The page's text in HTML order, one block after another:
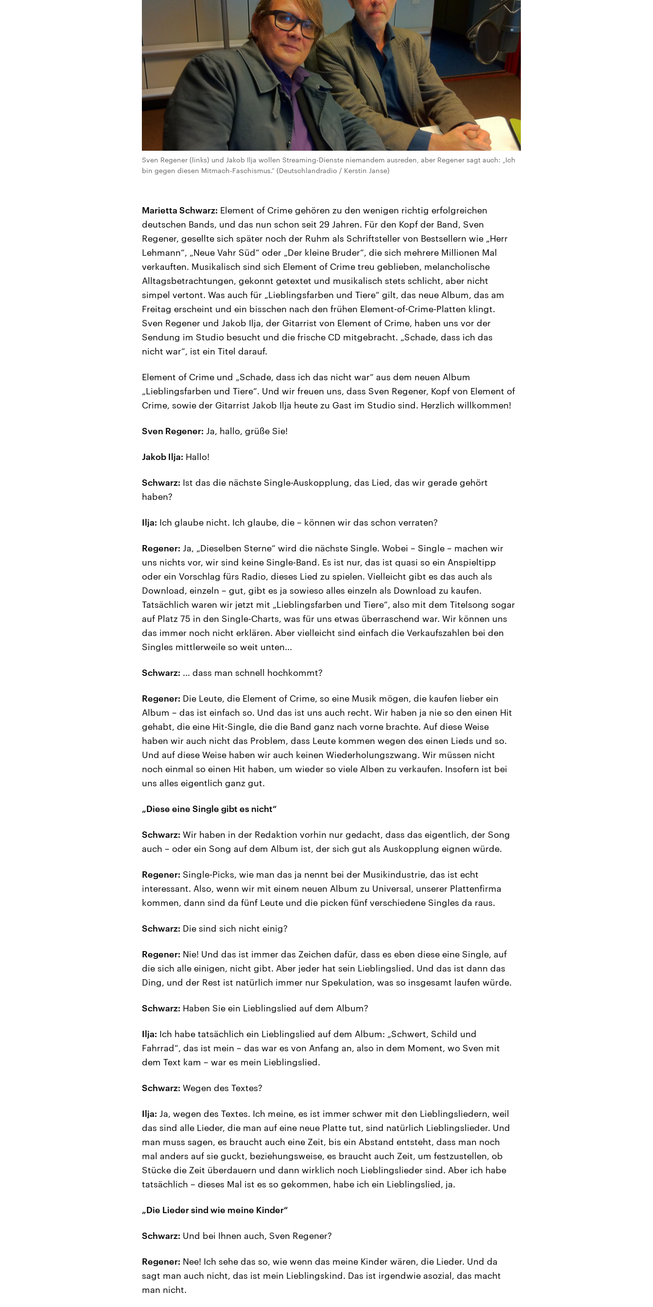
Sven Regener (links) und Jakob Ilja wollen Streaming-Dienste niemandem ausreden, aber Regener sagt auch: „Ich
bin gegen diesen Mitmach-Faschismus.“ (Deutschlandradio / Kerstin Janse)
Marietta Schwarz: Element of Crime gehören zu den wenigen richtig erfolgreichen
deutschen Bands, und das nun schon seit 29 Jahren. Für den Kopf der Band, Sven
Regener, gesellte sich später noch der Ruhm als Schriftsteller von Bestsellern wie „Herr
Lehmann“, „Neue Vahr Süd“ oder „Der kleine Bruder“, die sich mehrere Millionen Mal
verkauften. Musikalisch sind sich Element of Crime treu geblieben, melancholische
Alltagsbetrachtungen, gekonnt getextet und musikalisch stets schlicht, aber nicht
simpel vertont. Was auch für „Lieblingsfarben und Tiere“ gilt, das neue Album, das am
Freitag erscheint und ein bisschen nach den frühen Element-of-Crime-Platten klingt.
Sven Regener und Jakob Ilja, der Gitarrist von Element of Crime, haben uns vor der
Sendung im Studio besucht und die frische CD mitgebracht. „Schade, dass ich das
nicht war“, ist ein Titel darauf.
Element of Crime und „Schade, dass ich das nicht war“ aus dem neuen Album
„Lieblingsfarben und Tiere“. Und wir freuen uns, dass Sven Regener, Kopf von Element of
Crime, sowie der Gitarrist Jakob Ilja heute zu Gast im Studio sind. Herzlich willkommen!
Sven Regener: Ja, hallo, grüße Sie!
Jakob Ilja: Hallo!
Schwarz: Ist das die nächste Single-Auskopplung, das Lied, das wir gerade gehört
haben?
Ilja: Ich glaube nicht. Ich glaube, die – können wir das schon verraten?
Regener: Ja, „Dieselben Sterne“ wird die nächste Single. Wobei – Single – machen wir
uns nichts vor, wir sind keine Single-Band. Es ist nur, das ist quasi so ein Anspieltipp
oder ein Vorschlag fürs Radio, dieses Lied zu spielen. Vielleicht gibt es das auch als
Download, einzeln – gut, gibt es ja sowieso alles einzeln als Download zu kaufen.
Tatsächlich waren wir jetzt mit „Lieblingsfarben und Tiere“, also mit dem Titelsong sogar
auf Platz 75 in den Single-Charts, was für uns etwas überraschend war. Wir können uns
das immer noch nicht erklären. Aber vielleicht sind einfach die Verkaufszahlen bei den
Singles mittlerweile so weit unten...
Schwarz: ... dass man schnell hochkommt?
Regener: Die Leute, die Element of Crime, so eine Musik mögen, die kaufen lieber ein
Album – das ist einfach so. Und das ist uns auch recht. Wir haben ja nie so den einen Hit
gehabt, die eine Hit-Single, die die Band ganz nach vorne brachte. Auf diese Weise
haben wir auch nicht das Problem, dass Leute kommen wegen des einen Lieds und so.
Und auf diese Weise haben wir auch keinen Wiederholungszwang. Wir müssen nicht
noch einmal so einen Hit haben, um wieder so viele Alben zu verkaufen. Insofern ist bei
uns alles eigentlich ganz gut.
„Diese eine Single gibt es nicht“
Schwarz: Wir haben in der Redaktion vorhin nur gedacht, dass das eigentlich, der Song
auch – oder ein Song auf dem Album ist, der sich gut als Auskopplung eignen würde.
Regener: Single-Picks, wie man das ja nennt bei der Musikindustrie, das ist echt
interessant. Also, wenn wir mit einem neuen Album zu Universal, unserer Plattenfirma
kommen, dann sind da fünf Leute und die picken fünf verschiedene Singles da raus.
Schwarz: Die sind sich nicht einig?
Regener: Nie! Und das ist immer das Zeichen dafür, dass es eben diese eine Single, auf
die sich alle einigen, nicht gibt. Aber jeder hat sein Lieblingslied. Und das ist dann das
Ding, und der Rest ist natürlich immer nur Spekulation, was so insgesamt laufen würde.
Schwarz: Haben Sie ein Lieblingslied auf dem Album?
Ilja: Ich habe tatsächlich ein Lieblingslied auf dem Album: „Schwert, Schild und
Fahrrad“, das ist mein – das war es von Anfang an, also in dem Moment, wo Sven mit
dem Text kam – war es mein Lieblingslied.
Schwarz: Wegen des Textes?
Ilja: Ja, wegen des Textes. Ich meine, es ist immer schwer mit den Lieblingsliedern, weil
das sind alle Lieder, die man auf eine neue Platte tut, sind natürlich Lieblingslieder. Und
man muss sagen, es braucht auch eine Zeit, bis ein Abstand entsteht, dass man noch
mal anders auf sie guckt, beziehungsweise, es braucht auch Zeit, um festzustellen, ob
Stücke die Zeit überdauern und dann wirklich noch Lieblingslieder sind. Aber ich habe
tatsächlich – dieses Mal ist es so gekommen, habe ich ein Lieblingslied, ja.
„Die Lieder sind wie meine Kinder“
Schwarz: Und bei Ihnen auch, Sven Regener?
Regener: Nee! Ich sehe das so, wie wenn das meine Kinder wären, die Lieder. Und da
sagt man auch nicht, das ist mein Lieblingskind. Das ist irgendwie asozial, das macht
man nicht.